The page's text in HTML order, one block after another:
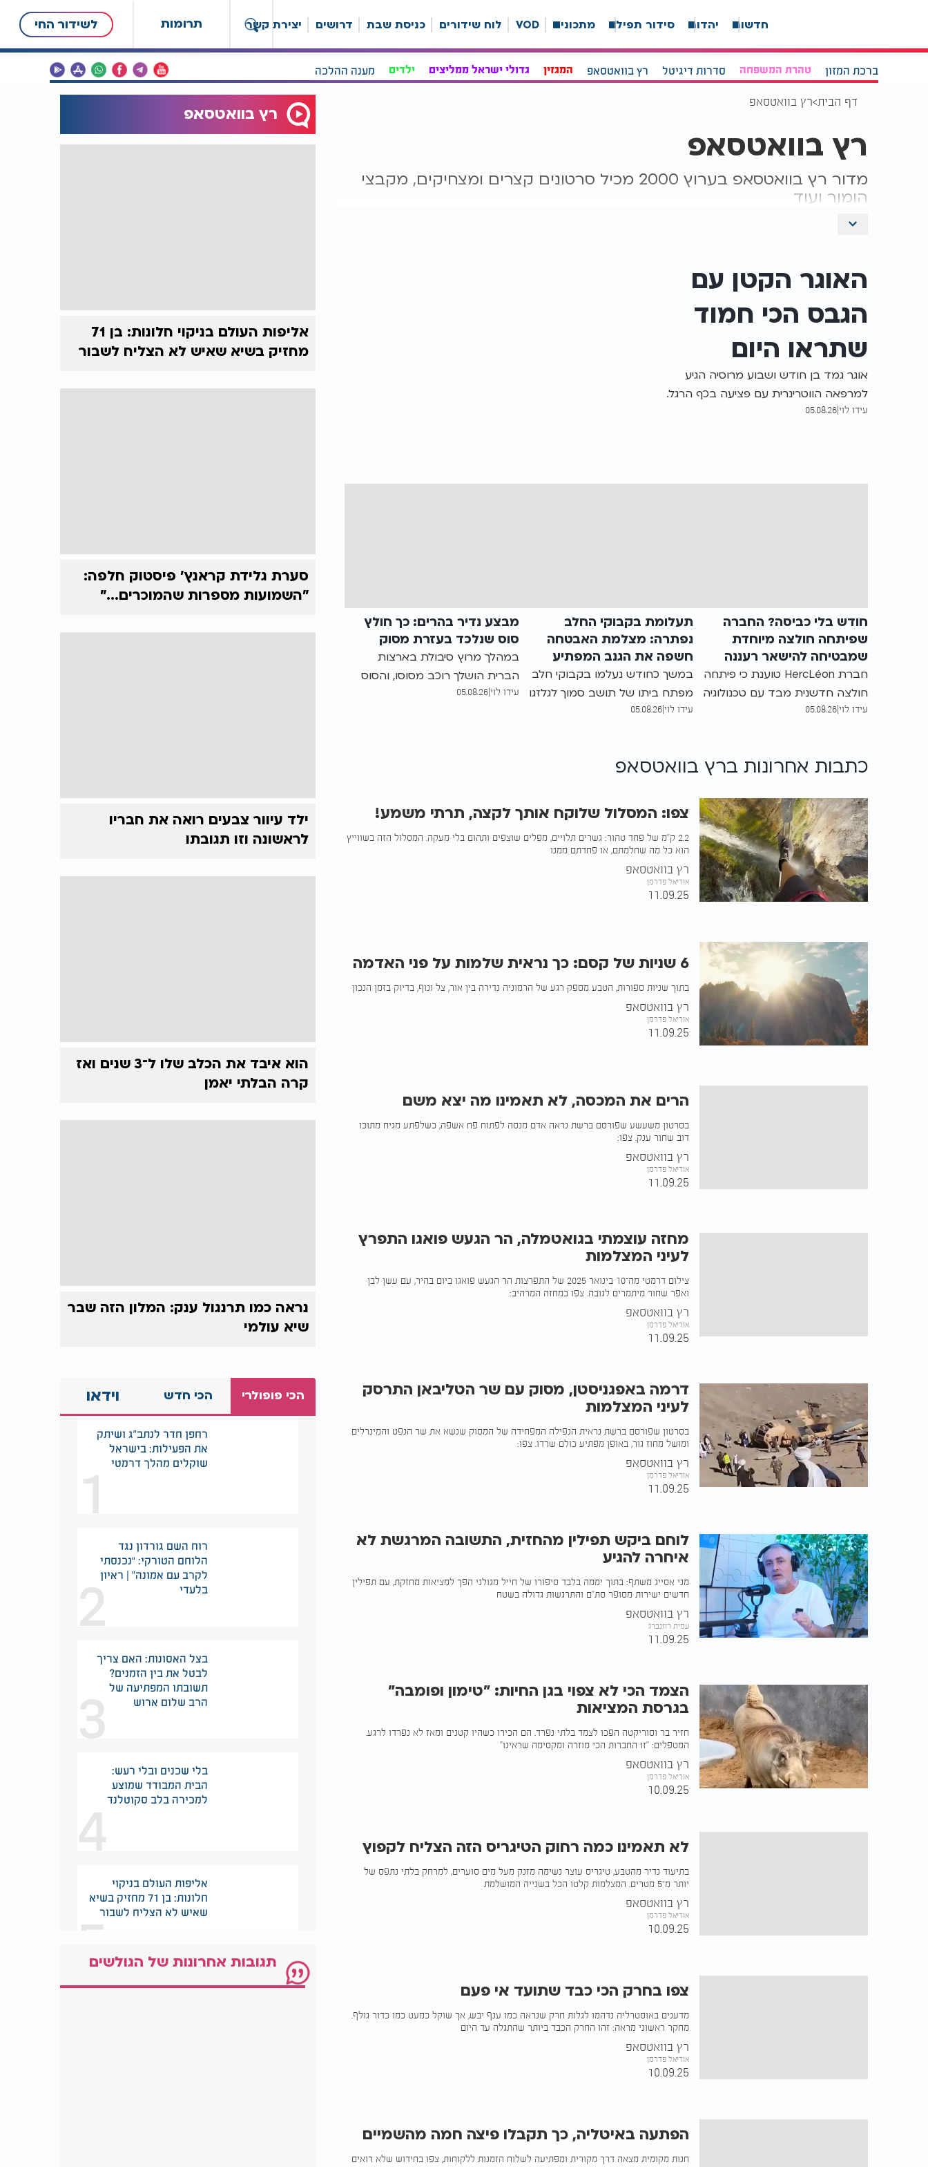
תרומות לשידור החי חדשות יהדות סידור תפילה מתכונים VOD לוח שידורים כניסת שבת דרושים יצירת קשר
ברכת המזון טהרת המשפחה סדרות דיגיטל רץ בוואטסאפ המגזין גדולי ישראל ממליצים ילדים מענה ההלכה
דף הבית רץ בוואטסאפ
רץ בוואטסאפ
מדור רץ בוואטסאפ בערוץ 2000 מכיל סרטונים קצרים ומצחיקים, מקבצי
הומור ועוד
האוגר הקטן עם
הגבס הכי חמוד
שתראו היום
אוגר גמד בן חודש ושבוע מרוסיה הגיע
למרפאה הווטרינרית עם פציעה בכף הרגל.
הווטרינרית אילתרה עבורו סד זעיר שהפך
עידו לוי|
05.08.26
חודש בלי כביסה? החברה
שפיתחה חולצה מיוחדת
שמבטיחה להישאר רעננה
חברת HercLéon טוענת כי פיתחה
חולצה חדשנית מבד עם טכנולוגיה
ייחודית להפחתת ריחות וחיידקים,
עידו לוי|
05.08.26
תעלומת בקבוקי החלב
נפתרה: מצלמת האבטחה
חשפה את הגנב המפתיע
במשך כחודש נעלמו בקבוקי חלב
מפתח ביתו של תושב סמוך לגלזגו
שבסקוטלנד. לאחר שהציב
שהחשוד האחרון שהיה מעלה על
עידו לוי|
05.08.26
מבצע נדיר בהרים: כך חולץ
סוס שנלכד בעזרת מסוק
במהלך מרוץ סיבולת בארצות
הברית הושלך רוכב מסוסו, והסוס
נותר לכוד באזור הררי שלא ניתן
עידו לוי|
05.08.26
כתבות אחרונות ברץ בוואטסאפ
צפו: המסלול שלוקח אותך לקצה, תרתי משמע!
2.2 ק"מ של פחד טהור: גשרים תלויים, מפלים שוצפים ותהום בלי מעקה. המסלול הזה בשווייץ
הוא כל מה שחלמתם, או פחדתם ממנו
רץ בוואטסאפ
אוריאל פדרמן
11.09.25
6 שניות של קסם: כך נראית שלמות על פני האדמה
בתוך שניות ספורות, הטבע מספק רגע של הרמוניה נדירה בין אור, צל ונוף, בדיוק בזמן הנכון
רץ בוואטסאפ
אוריאל פדרמן
11.09.25
הרים את המכסה, לא תאמינו מה יצא משם
בסרטון משעשע שפורסם ברשת נראה אדם מנסה לפתוח פח אשפה, כשלפתע מגיח מתוכו
דוב שחור ענק. צפו:
רץ בוואטסאפ
אוריאל פדרמן
11.09.25
מחזה עוצמתי בגואטמלה, הר הגעש פואגו התפרץ
לעיני המצלמות
צילום דרמטי מה־10 בינואר 2025 של התפרצות הר הגעש פואגו ביום בהיר, עם עשן לבן
ואפר שחור מיתמרים לגובה. צפו במחזה המרהיב:
רץ בוואטסאפ
אוריאל פדרמן
11.09.25
דרמה באפגניסטן, מסוק עם שר הטליבאן התרסק
לעיני המצלמות
בסרטון שפורסם ברשת נראית הנפילה המפחידה של המסוק שנשא את שר הנפט והמינרלים
ומושל מחוז גור, באופן מפתיע כולם שרדו. צפו:
רץ בוואטסאפ
אוריאל פדרמן
11.09.25
לוחם ביקש תפילין מהחזית, התשובה המרגשת לא
איחרה להגיע
מני אסייג משתף: בתוך יממה בלבד סיפורו של חייל מגולני הפך למציאות מחזקת, עם תפילין
חדשים ישירות מסופר סת״ם והתרגשות גדולה בשטח
רץ בוואטסאפ
עמית רוזנברג
11.09.25
הצמד הכי לא צפוי בגן החיות: ״טימון ופומבה״
בגרסת המציאות
חזיר בר וסוריקטה הפכו לצמד בלתי נפרד. הם הכירו כשהיו קטנים ומאז לא נפרדו לרגע.
המטפלים: "זו החברות הכי מוזרה ומקסימה שראינו"
רץ בוואטסאפ
אוריאל פדרמן
10.09.25
לא תאמינו כמה רחוק הטיגריס הזה הצליח לקפוץ
בתיעוד נדיר מהטבע, טיגריס עוצר נשימה מזנק מעל מים סוערים, למרחק בלתי נתפס של
יותר מ־5 מטרים. המצלמות קלטו הכל בשנייה המושלמת
רץ בוואטסאפ
אוריאל פדרמן
10.09.25
צפו בחרק הכי כבד שתועד אי פעם
מדענים באוסטרליה נדהמו לגלות חרק שנראה כמו ענף יבש, אך שוקל כמעט כמו כדור גולף.
מחקר ראשוני מראה: זהו החרק הכבד ביותר שהתגלה עד היום
רץ בוואטסאפ
אוריאל פדרמן
10.09.25
הפתעה באיטליה, כך תקבלו פיצה חמה מהשמיים
חנות מקומית מצאה דרך מקורית ומפתיעה לשלוח הזמנות ללקוחות, צפו בחידוש שלא רואים
רץ בוואטסאפ
אליפות העולם בניקוי חלונות: בן 71
מחזיק בשיא שאיש לא הצליח לשבור
סערת גלידת קראנץ' פיסטוק חלפה:
"השמועות מספרות שהמוכרים..."
ילד עיוור צבעים רואה את חבריו
לראשונה וזו תגובתו
הוא איבד את הכלב שלו ל־3 שנים ואז
קרה הבלתי יאמן
נראה כמו תרנגול ענק: המלון הזה שבר
שיא עולמי
הכי פופולרי הכי חדש וידאו
1
רחפן חדר לנתב"ג ושיתק
את הפעילות: בישראל
שוקלים מהלך דרמטי
2
רוח השם גורדון נגד
הלוחם הטורקי: “נכנסתי
לקרב עם אמונה” | ראיון
בלעדי
3
בצל האסונות: האם צריך
לבטל את בין הזמנים?
תשובתו המפתיעה של
הרב שלום ארוש
4
בלי שכנים ובלי רעש:
הבית המבודד שמוצע
למכירה בלב סקוטלנד
5
אליפות העולם בניקוי
חלונות: בן 71 מחזיק בשיא
שאיש לא הצליח לשבור
תגובות אחרונות של הגולשים